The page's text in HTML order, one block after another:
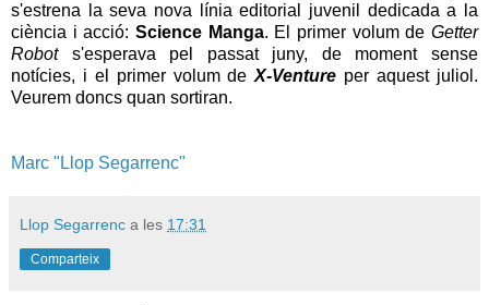
s'estrena la seva nova línia editorial juvenil dedicada a la
ciència i acció: Science Manga. El primer volum deGetter
Robots'esperava pel passat juny, de moment sense
notícies, i el primer volum deX-Venture per aquest juliol.
Veurem doncs quan sortiran.
Marc "Llop Segarrenc"
Llop Segarrenc a les 17:31
Comparteix